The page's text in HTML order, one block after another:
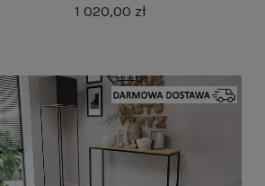
1 020,00 zł